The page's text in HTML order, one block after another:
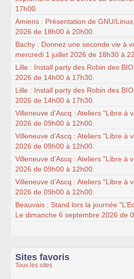
17h00.
Amiens : Présentation de GNU/
2026 de 18h00 à 20h00.
Bachy : Donnez une seconde vie à
mercredi 1 juillet 2026 de 18h30 à
Lille : Install party des Robin des
2026 de 14h00 à 17h30.
Lille : Install party des Robin des
2026 de 14h00 à 17h30.
Villeneuve d’Ascq : Ateliers "Libre à
2026 de 09h00 à 12h00.
Villeneuve d’Ascq : Ateliers "Libre à
2026 de 09h00 à 12h00.
Villeneuve d’Ascq : Ateliers "Libre à
2026 de 09h00 à 12h00.
Villeneuve d’Ascq : Ateliers "Libre à
2026 de 09h00 à 12h00.
Beauvais : Stand lors la journée
Le dimanche 6 septembre 2026 de
Sites favoris
Tous les sites